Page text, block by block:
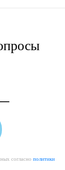
согласно политики